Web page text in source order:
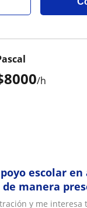
8000/h
escolar
manera
y me interesa